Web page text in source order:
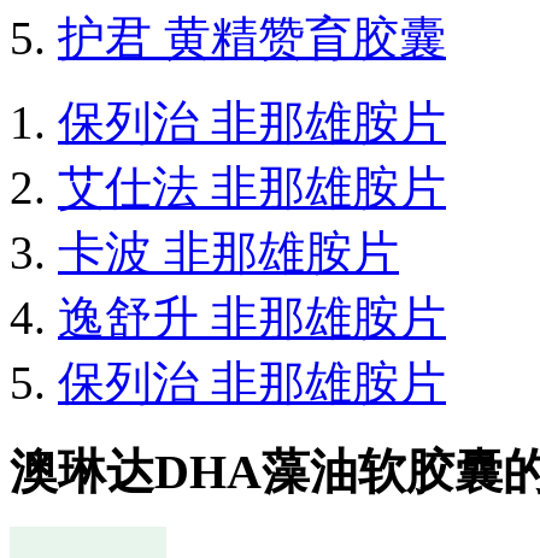
护君 黄精赞育胶囊
保列治 非那雄胺片
艾仕法 非那雄胺片
卡波 非那雄胺片
逸舒升 非那雄胺片
保列治 非那雄胺片
澳琳达DHA藻油软胶囊